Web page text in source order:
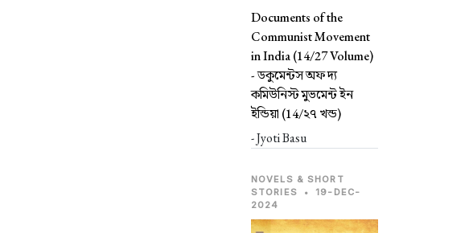
Documents of the
Communist Movement
in India (14/27 Volume)
-ডকুমেন্টস অফ দ্য
কমিউনিস্ট মুভমেন্ট ইন
ইন্ডিয়া (14/২৭ খন্ড)
- Jyoti Basu
NOVELS & SHORT
STORIES
•
19-DEC-
2024